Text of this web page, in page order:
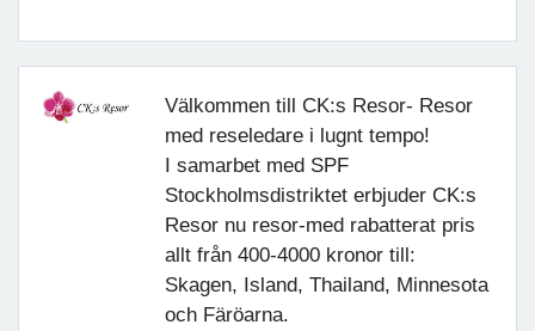
Välkommen till CK:s Resor- Resor
med reseledare i lugnt tempo!
I samarbet med SPF
Stockholmsdistriktet erbjuder CK:s
Resor nu resor-med rabatterat pris
allt från 400-4000 kronor till:
Skagen, Island, Thailand, Minnesota
och Färöarna.